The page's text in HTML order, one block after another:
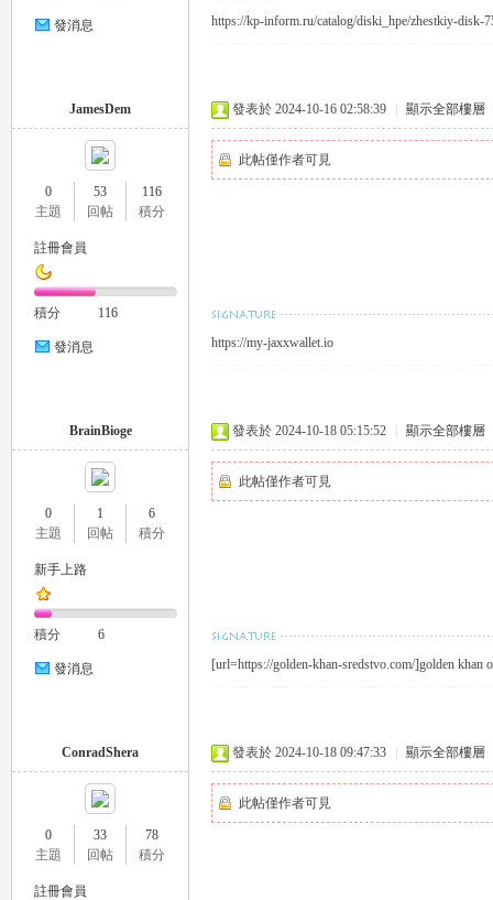
發消息 https://kp-inform.ru/catalog/diski_hpe/zhestkiy-disk-
JamesDem
0
主題
53
回帖
116
積分
註冊會員
積分 116
發消息
發表於 2024-10-16 02:58:39 顯示全部樓層
此帖僅作者可見
https://my-jaxxwallet.io
BrainBioge
0
主題
1
回帖
6
積分
新手上路
積分 6
發消息
發表於 2024-10-18 05:15:52 顯示全部樓層
此帖僅作者可見
[url=https://golden-khan-sredstvo.com/]golden khan
ConradShera
0
主題
33
回帖
78
積分
註冊會員
發表於 2024-10-18 09:47:33 顯示全部樓層
此帖僅作者可見